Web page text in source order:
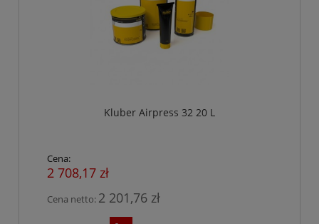
Kluber Airpress 32 20 L
Cena:
2 708,17 zł
Cena netto: 2 201,76 zł